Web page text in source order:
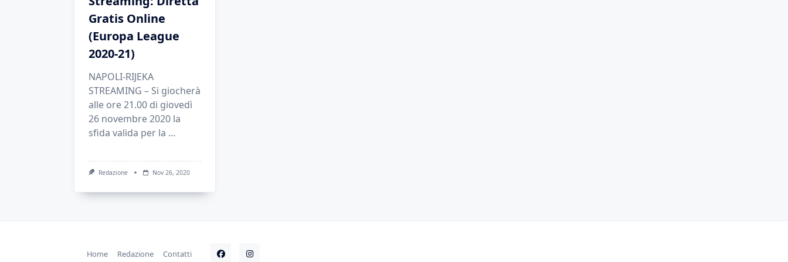
Gratis Online
(Europa League
2020-21)
NAPOLI-RIJEKA
STREAMING – Si giocherà
alle ore 21.00 di giovedì
26 novembre 2020 la
sfida valida per la ...
Redazione Nov 26, 2020
Home Redazione Contatti